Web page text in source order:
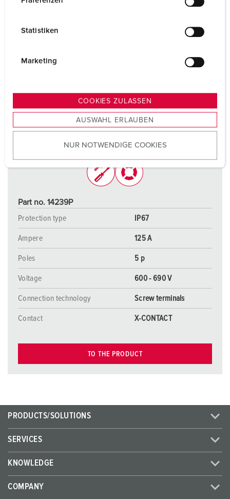
s
u
w
Statistiken
Marketing
COOKIES ZULASSEN
AUSWAHL ERLAUBEN
NUR NOTWENDIGE COOKIES
Part no. 14239P
Protection type
IP67
Ampere 125 A
Poles 5 p
Voltage 600 - 690 V
Connection technology Screw terminals
Contact X-CONTACT
TO THE PRODUCT
PRODUCTS/SOLUTIONS
SERVICES
KNOWLEDGE
COMPANY